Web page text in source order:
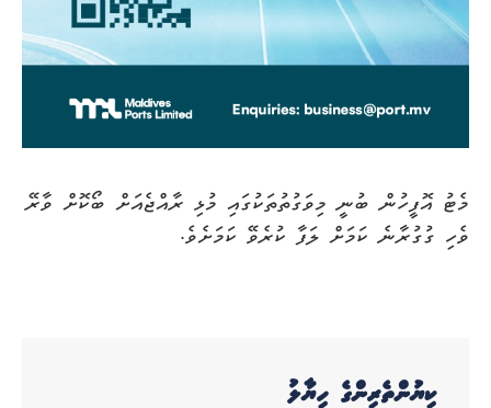
މެޓު އޮފީހުން ބުނީ މިވަގުތުތަކުގައި މުޅި ރާއްޖެއަށް ބޯކޮށް ވާރޭ
ވެހި ގުގުރާނެ ކަމަށް ލަފާ ކުރެވޭ ކަމަށެވެ.
ކިޔުންތެރިންގެ ހިޔާލު